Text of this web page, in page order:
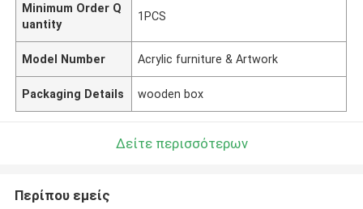
Minimum Order Q
uantity
1PCS
Model Number Acrylic furniture & Artwork
Packaging Details wooden box
Δείτε περισσότερων
Περίπου εμείς